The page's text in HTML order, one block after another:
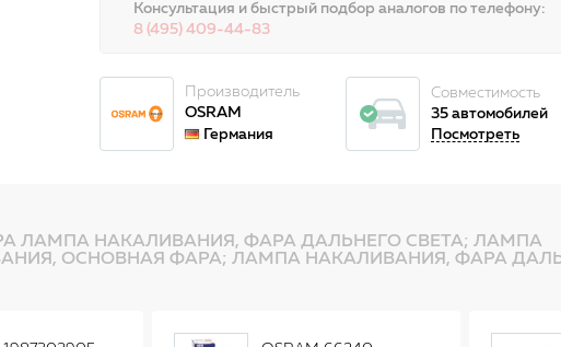
Консультация и быстрый подбор аналогов по телефону:
8 (495) 409-44-83
Производитель
OSRAM
Германия
Совместимость
35 автомобилей
Посмотреть
ЛАМПА НАКАЛИВАНИЯ, ФАРА ДАЛЬНЕГО СВЕТА; ЛАМПА
ОСНОВНАЯ ФАРА; ЛАМПА НАКАЛИВАНИЯ, ФАРА